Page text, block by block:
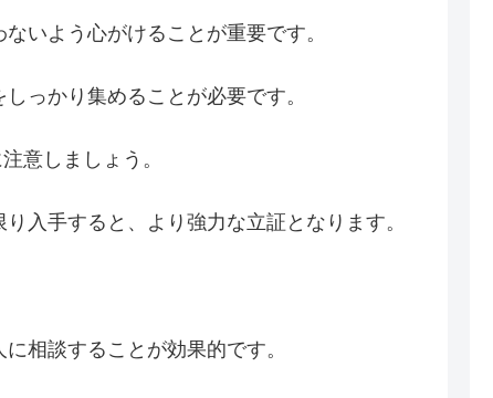
いよう心がけることが重要です。
っかり集めることが必要です。
意しましょう。
入手すると、より強力な立証となります。
相談することが効果的です。